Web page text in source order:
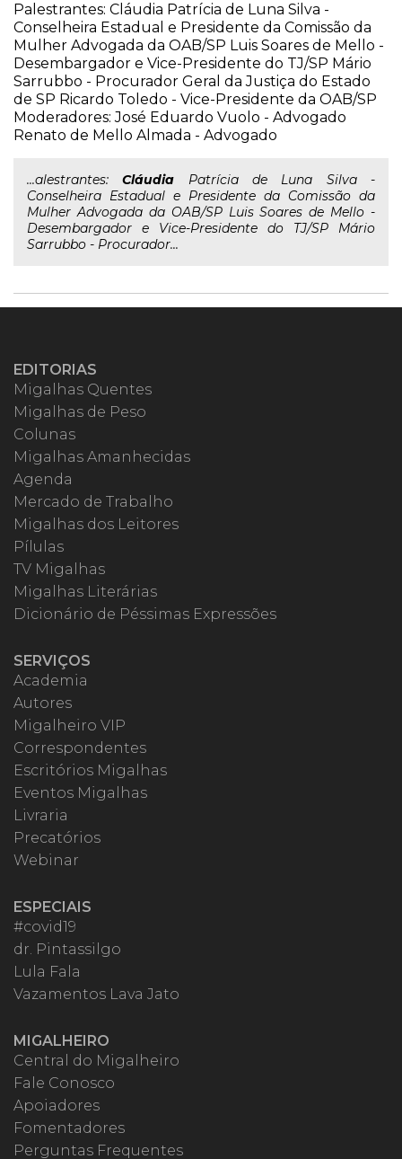
Palestrantes: Cláudia Patrícia de Luna Silva -
Conselheira Estadual e Presidente da Comissão da
Mulher Advogada da OAB/SP Luis Soares de Mello -
Desembargador e Vice-Presidente do TJ/SP Mário
Sarrubbo - Procurador Geral da Justiça do Estado
de SP Ricardo Toledo - Vice-Presidente da OAB/SP
Moderadores: José Eduardo Vuolo - Advogado
Renato de Mello Almada - Advogado
...alestrantes:Cláudia Patrícia de Luna Silva -
Conselheira Estadual e Presidente da Comissão da
Mulher Advogada da OAB/SP Luis Soares de Mello -
Desembargador e Vice-Presidente do TJ/SP Mário
Sarrubbo - Procurador...
EDITORIAS
Migalhas Quentes
Migalhas de Peso
Colunas
Migalhas Amanhecidas
Agenda
Mercado de Trabalho
Migalhas dos Leitores
Pílulas
TV Migalhas
Migalhas Literárias
Dicionário de Péssimas Expressões
SERVIÇOS
Academia
Autores
Migalheiro VIP
Correspondentes
Escritórios Migalhas
Eventos Migalhas
Livraria
Precatórios
Webinar
ESPECIAIS
#covid19
dr. Pintassilgo
Lula Fala
Vazamentos Lava Jato
MIGALHEIRO
Central do Migalheiro
Fale Conosco
Apoiadores
Fomentadores
Perguntas Frequentes